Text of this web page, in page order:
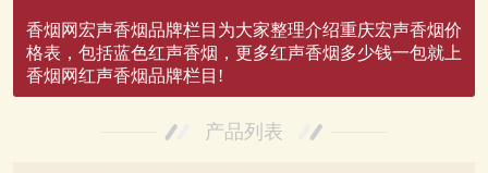
香烟网宏声香烟品牌栏目为大家整理介绍重庆宏声香烟价
格表，包括蓝色红声香烟，更多红声香烟多少钱一包就上
香烟网红声香烟品牌栏目!
产品列表